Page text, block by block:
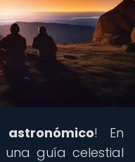
astronómico! En
guía celestial